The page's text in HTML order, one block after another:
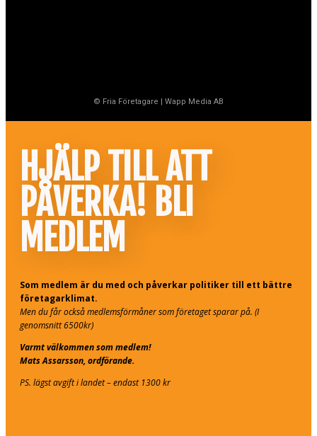
© Fria Företagare | Wapp Media AB
HJÄLP TILL ATT
PÅVERKA! BLI
MEDLEM
Som medlem är du med och påverkar politiker till ett bättre
företagarklimat.
Men du får också medlemsförmåner som företaget sparar på. (I
genomsnitt 6500kr)
Varmt välkommen som medlem!
Mats Assarsson, ordförande.
PS. lägst avgift i landet – endast 1300 kr